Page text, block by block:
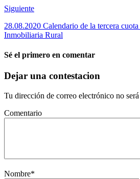
Siguiente
28.08.2020 Calendario de la tercera
Inmobiliaria Rural
Sé el primero en comentar
Dejar una contestacion
Tu dirección de correo electrónico no
Comentario
Nombre*